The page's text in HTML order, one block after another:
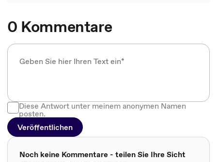
0 Kommentare
Diese Antwort unter meinem anonymen Namen
posten.
Veröffentlichen
Noch keine Kommentare - teilen Sie Ihre Sicht